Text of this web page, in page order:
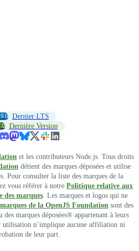
Dernier LTS
Dernière Version
et les contributeurs Node.js. Tous droits
détient des marques déposées et utilise
Pour consulter la liste des marques de la
vous référer à notre Politique relative aux
des marques. Les marques et logos qui ne
de la OpenJS Foundation sont des
marques déposées® appartenant à leurs
utilisation n’implique aucune affiliation ni
de leur part.